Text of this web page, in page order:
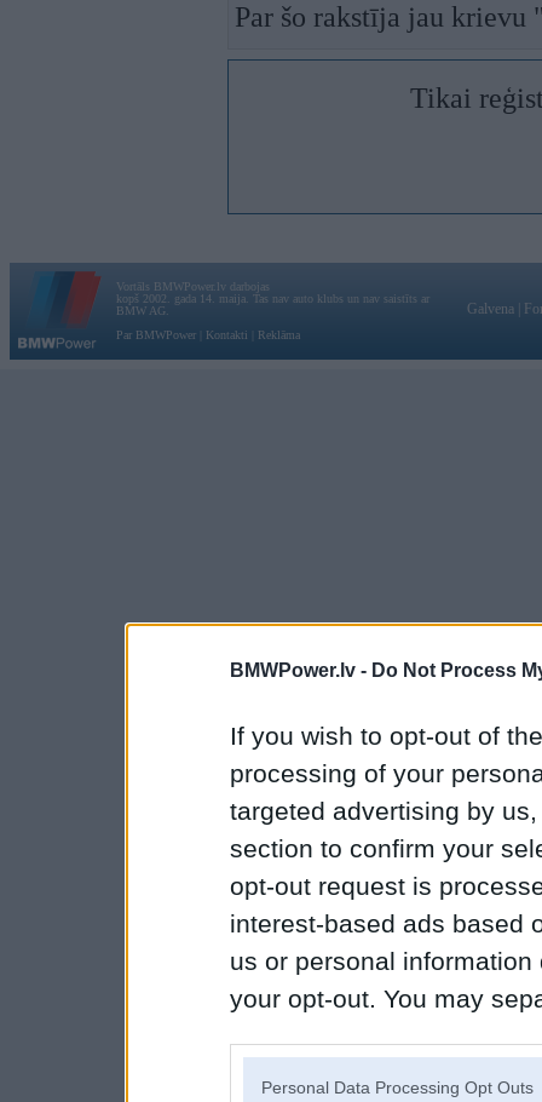
BMWPower.lv - Do Not Process
If you wish to opt-out of
processing of your
targeted advertising by
section to confirm your
opt-out request is
interest-based ads based
us or personal
your opt-out. You may
Personal Data Processing Opt Outs
Par šo rakstīja jau krievu
Tikai
Vortāls BMWPower.lv darbojas
kopš 2002. gada 14. maija. Tas nav auto klubs un nav saistīts ar
BMW AG.
Par BMWPower
Kontakti Reklāma
Galvena